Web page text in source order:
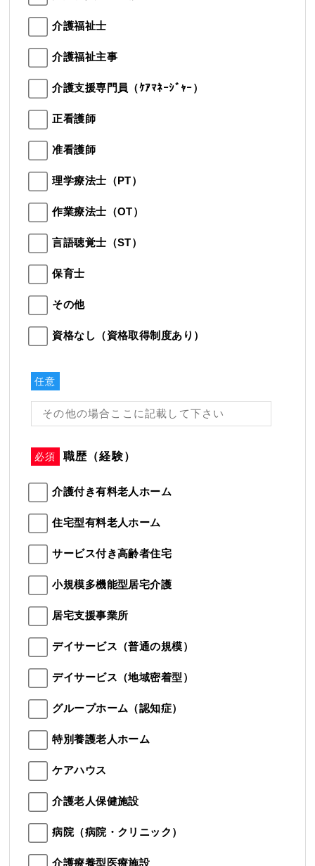
介護福祉士
介護福祉主事
介護支援専門員（ｹｱﾏﾈｰｼﾞｬｰ）
正看護師
准看護師
理学療法士（PT）
作業療法士（OT）
言語聴覚士（ST）
保育士
その他
資格なし（資格取得制度あり）
任意
必須 職歴（経験）
介護付き有料老人ホーム
住宅型有料老人ホーム
サービス付き高齢者住宅
小規模多機能型居宅介護
居宅支援事業所
デイサービス（普通の規模）
デイサービス（地域密着型）
グループホーム（認知症）
特別養護老人ホーム
ケアハウス
介護老人保健施設
病院（病院・クリニック）
介護療養型医療施設